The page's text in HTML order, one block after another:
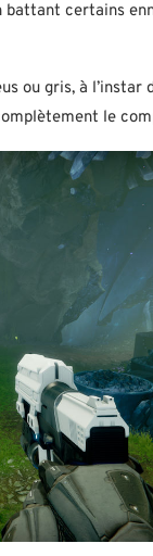
certains
ou gris, à l’instar
le